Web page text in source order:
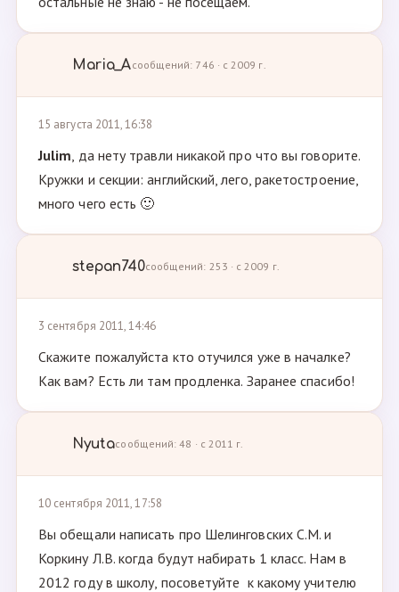
Maria_Aсообщений: 746 · с 2009 г.
15 августа 2011, 16:38
Julim, да нету травли никакой про что вы говорите.
Кружки и секции: английский, лего, ракетостроение,
много чего есть 🙂
stepan740сообщений: 253 · с 2009 г.
3 сентября 2011, 14:46
Скажите пожалуйста кто отучился уже в началке?
Как вам? Есть ли там продленка. Заранее спасибо!
Nyutaсообщений: 48 · с 2011 г.
10 сентября 2011, 17:58
Вы обещали написать про Шелинговских С.М. и
Коркину Л.В. когда будут набирать 1 класс. Нам в
2012 году в школу, посоветуйте к какому учителю